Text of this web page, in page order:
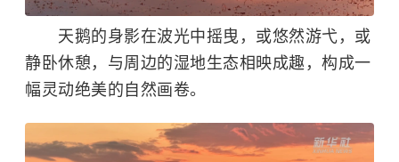
天鹅的身影在波光中摇曳，或悠然游弋，或
静卧休憩，与周边的湿地生态相映成趣，构成一
幅灵动绝美的自然画卷。